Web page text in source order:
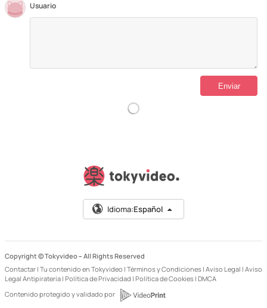
Usuario
Idioma:Español
Copyright © Tokyvideo – All Rights Reserved
Contactar | Tu contenido en Tokyvideo | Términos y Condiciones | Aviso Legal | Aviso
Legal Antipiratería | Política de Privacidad | Política de Cookies | DMCA
Contenido protegido y validado por